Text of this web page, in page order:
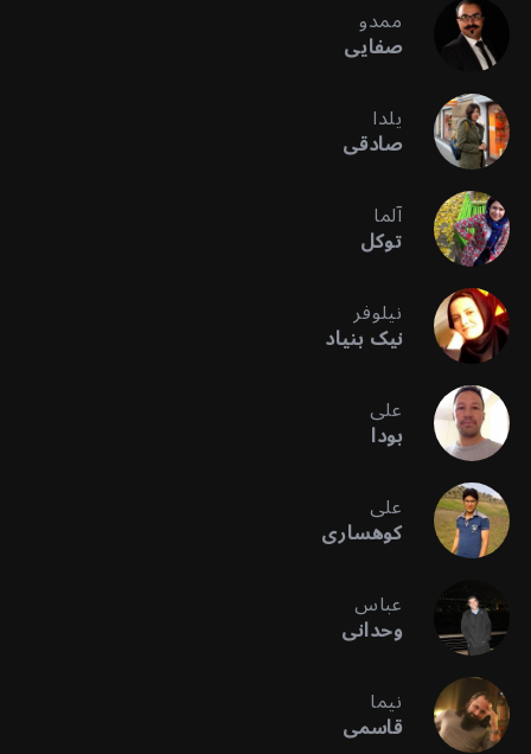
ممدو
صفایی
یلدا
صادقی
آلما
توکل
نیلوفر
نیک بنیاد
علی
بودا
علی
کوهساری
عباس
وحدانی
نیما
قاسمی